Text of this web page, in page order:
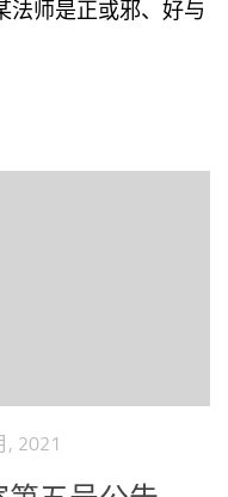
法师是正或邪、好与
, 2021